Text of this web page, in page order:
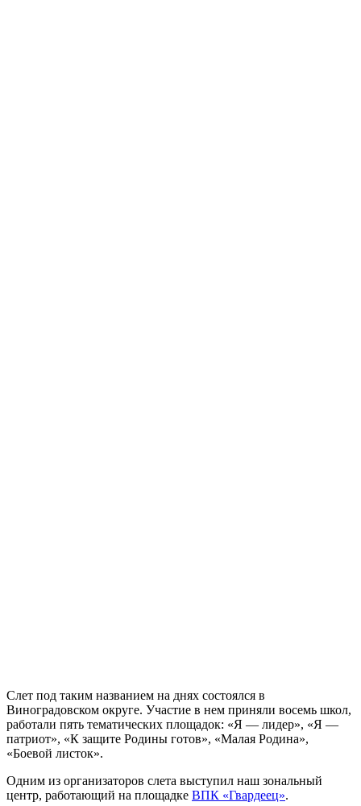
Слет под таким названием на днях состоялся в
Виноградовском округе. Участие в нем приняли восемь школ,
работали пять тематических площадок: «Я — лидер», «Я —
патриот», «К защите Родины готов», «Малая Родина»,
«Боевой листок».
Одним из организаторов слета выступил наш зональный
центр, работающий на площадке ВПК «Гвардеец».